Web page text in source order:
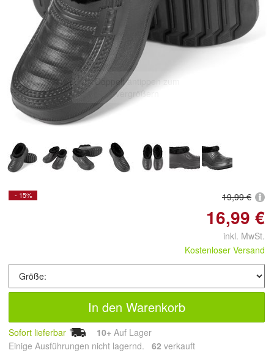
Doppelt antippen zum
vergrößern
- 15% 19,99 €
16,99 €
inkl. MwSt.
Kostenloser Versand
In den Warenkorb
Sofort lieferbar 10+ Auf Lager
Einige Ausführungen nicht lagernd. 62 verkauft